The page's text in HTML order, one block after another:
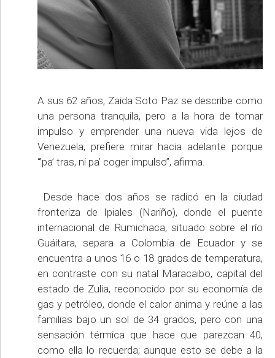
A sus 62 años, Zaida Soto Paz se describe como
una persona tranquila, pero a la hora de tomar
impulso y emprender una nueva vida lejos de
Venezuela, prefiere mirar hacia adelante porque
“’pa’ tras, ni pa’ coger impulso”, afirma.
Desde hace dos años se radicó en la ciudad
fronteriza de Ipiales (Nariño), donde el puente
internacional de Rumichaca, situado sobre el río
Guáitara, separa a Colombia de Ecuador y se
encuentra a unos 16 o 18 grados de temperatura,
en contraste con su natal Maracaibo, capital del
estado de Zulia, reconocido por su economía de
gas y petróleo, donde el calor anima y reúne a las
familias bajo un sol de 34 grados, pero con una
sensación térmica que hace que parezcan 40,
como ella lo recuerda; aunque esto se debe a la